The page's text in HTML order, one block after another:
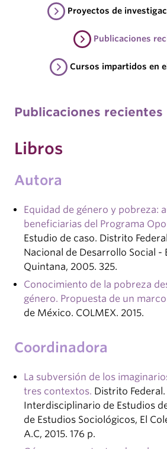
Proyectos de
Publicaciones
Cursos impartidos en
Publicaciones recientes
Libros
Autora
Equidad de género y pobreza:
beneficiarias del Programa
Estudio de caso. Distrito
Nacional de Desarrollo Social -
Quintana, 2005. 325.
Conocimiento de la pobreza
género. Propuesta de un
de México. COLMEX. 2015.
Coordinadora
La subversión de los
tres contextos. Distrito
Interdisciplinario de Estudios
de Estudios Sociológicos, El
A.C, 2015. 176 p.